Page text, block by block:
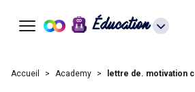
Éducation
Accueil Academy lettre de. motivation